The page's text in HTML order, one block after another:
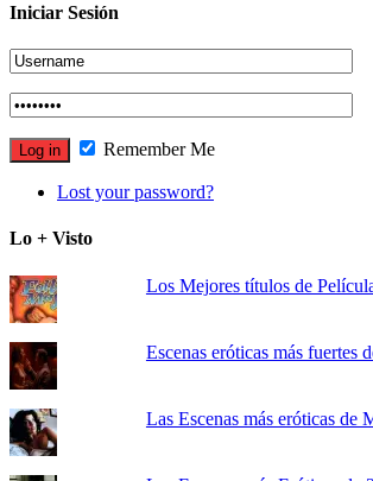
Iniciar Sesión
Remember Me
Lost your password?
Lo + Visto
Los Mejores títulos de
Escenas eróticas más fuertes
Las Escenas más eróticas de